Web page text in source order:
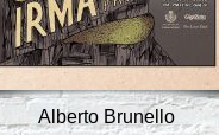
Alberto Brunello